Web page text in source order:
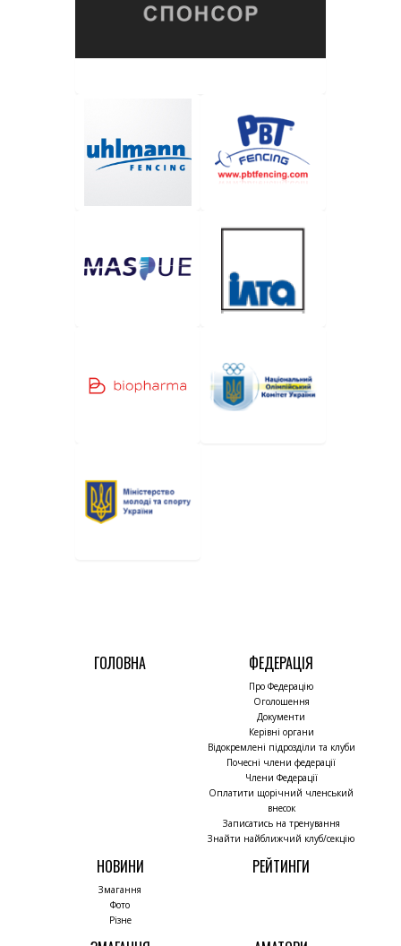
ГОЛОВНА ФЕДЕРАЦІЯ
Про Федерацію
Оголошення
Документи
Керівні органи
Відокремлені підрозділи та клуби
Почесні члени федерації
Члени Федерації
Оплатити щорічний членський
внесок
Записатись на тренування
Знайти найближчий клуб/секцію
НОВИНИ
Змагання
Фото
Різне
РЕЙТИНГИ